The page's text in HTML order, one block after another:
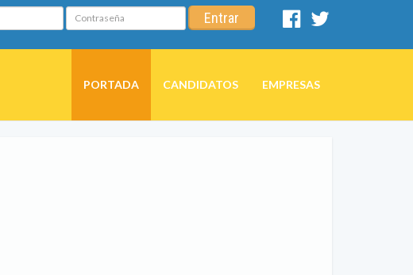
Contraseña Entrar
Facebook
PORTADA CANDIDATOS EMPRESAS